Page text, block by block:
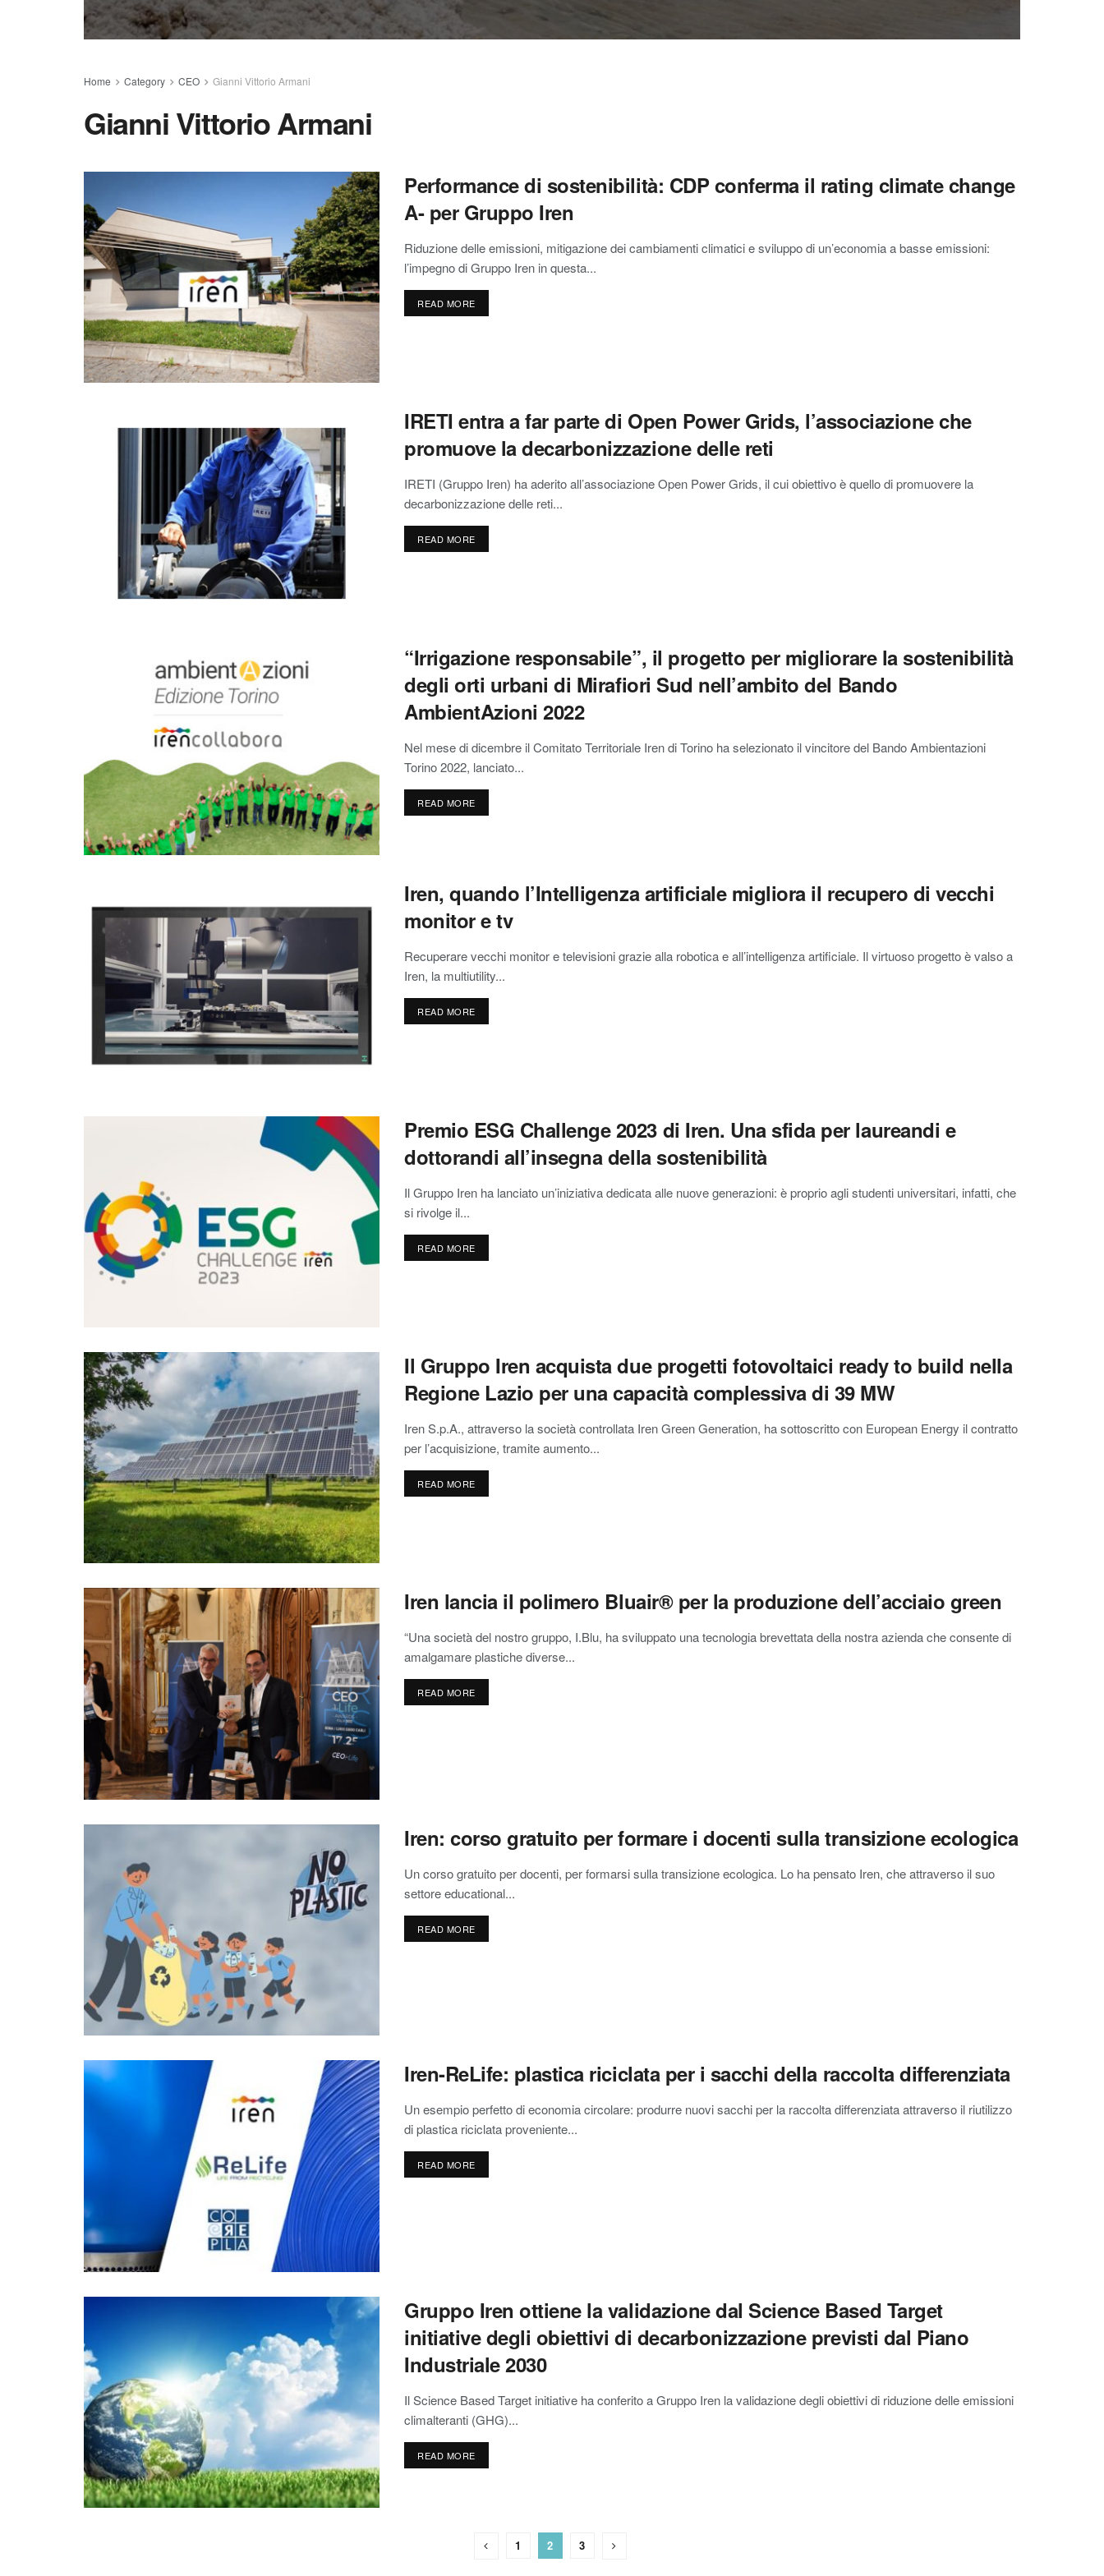
Home Category CEO Gianni Vittorio Armani
Gianni Vittorio Armani
Performance di sostenibilità: CDP conferma il rating climate change
A- per Gruppo Iren
Riduzione delle emissioni, mitigazione dei cambiamenti climatici e sviluppo di un’economia a basse emissioni:
l’impegno di Gruppo Iren in questa...
READ MORE
IRETI entra a far parte di Open Power Grids, l’associazione che
promuove la decarbonizzazione delle reti
IRETI (Gruppo Iren) ha aderito all’associazione Open Power Grids, il cui obiettivo è quello di promuovere la
decarbonizzazione delle reti...
READ MORE
“Irrigazione responsabile”, il progetto per migliorare la sostenibilità
degli orti urbani di Mirafiori Sud nell’ambito del Bando
AmbientAzioni 2022
Nel mese di dicembre il Comitato Territoriale Iren di Torino ha selezionato il vincitore del Bando Ambientazioni
Torino 2022, lanciato...
READ MORE
Iren, quando l’Intelligenza artificiale migliora il recupero di vecchi
monitor e tv
Recuperare vecchi monitor e televisioni grazie alla robotica e all’intelligenza artificiale. Il virtuoso progetto è valso a
Iren, la multiutility...
READ MORE
Premio ESG Challenge 2023 di Iren. Una sfida per laureandi e
dottorandi all’insegna della sostenibilità
Il Gruppo Iren ha lanciato un’iniziativa dedicata alle nuove generazioni: è proprio agli studenti universitari, infatti, che
si rivolge il...
READ MORE
Il Gruppo Iren acquista due progetti fotovoltaici ready to build nella
Regione Lazio per una capacità complessiva di 39 MW
Iren S.p.A., attraverso la società controllata Iren Green Generation, ha sottoscritto con European Energy il contratto
per l’acquisizione, tramite aumento...
READ MORE
Iren lancia il polimero Bluair® per la produzione dell’acciaio green
“Una società del nostro gruppo, I.Blu, ha sviluppato una tecnologia brevettata della nostra azienda che consente di
amalgamare plastiche diverse...
READ MORE
Iren: corso gratuito per formare i docenti sulla transizione ecologica
Un corso gratuito per docenti, per formarsi sulla transizione ecologica. Lo ha pensato Iren, che attraverso il suo
settore educational...
READ MORE
Iren-ReLife: plastica riciclata per i sacchi della raccolta differenziata
Un esempio perfetto di economia circolare: produrre nuovi sacchi per la raccolta differenziata attraverso il riutilizzo
di plastica riciclata proveniente...
READ MORE
Gruppo Iren ottiene la validazione dal Science Based Target
initiative degli obiettivi di decarbonizzazione previsti dal Piano
Industriale 2030
Il Science Based Target initiative ha conferito a Gruppo Iren la validazione degli obiettivi di riduzione delle emissioni
climalteranti (GHG)...
READ MORE
1 2 3